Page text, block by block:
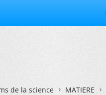
de la science MATIERE